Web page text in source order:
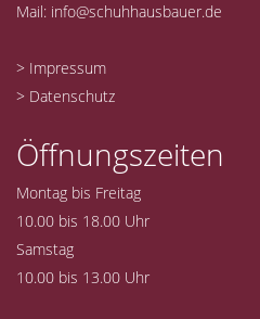
Mail: info@schuhhausbauer.de
> Impressum
> Datenschutz
Öffnungszeiten
Montag bis Freitag
10.00 bis 18.00 Uhr
Samstag
10.00 bis 13.00 Uhr